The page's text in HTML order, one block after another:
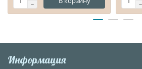
Информация